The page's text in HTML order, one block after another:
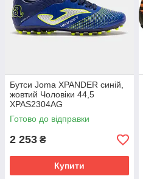
Бутси Joma XPANDER синій,
жовтий Чоловіки 44,5
XPAS2304AG
Готово до відправки
2 253 ₴
Купити